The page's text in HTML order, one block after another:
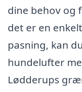
dine behov og
det er en
pasning, kan
hundelufter
Lødderups